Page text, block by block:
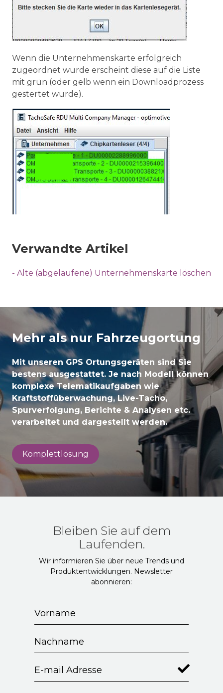
Wenn die Unternehmenskarte erfolgreich
zugeordnet wurde erscheint diese auf die Liste
mit grün (oder gelb wenn ein Downloadprozess
gestertet wurde).
Verwandte Artikel
- Alte (abgelaufene) Unternehmenskarte löschen
Mehr als nur Fahrzeugortung
Mit unseren GPS Ortungsgeräten sind Sie
bestens ausgestattet. Je nach Modell können
komplexe Telematikaufgaben wie
Kraftstoffüberwachung, Live-Tacho,
Spurverfolgung, Berichte & Analysen etc.
verarbeitet und dargestellt werden.
Komplettlösung
Bleiben Sie auf dem
Laufenden.
Wir informieren Sie über neue Trends und
Produktentwicklungen. Newsletter
abonnieren: